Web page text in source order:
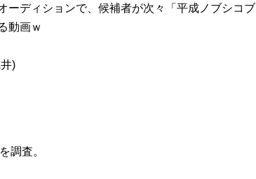
ーディションで、候補者が次々「平成ノブシコブ
動画ｗ
)
調査。